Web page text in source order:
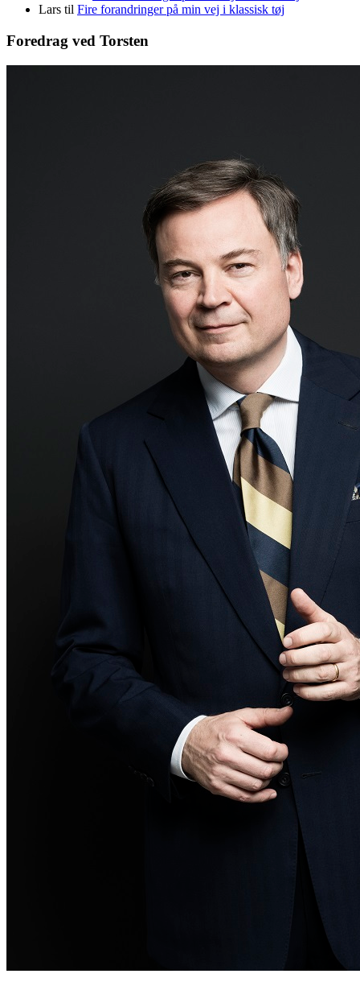
Lars til Fire forandringer på min vej i klassisk tøj
Foredrag ved Torsten